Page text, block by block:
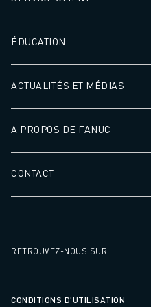
ÉDUCATION
ACTUALITÉS ET MÉDIAS
A PROPOS DE FANUC
CONTACT
RETROUVEZ-NOUS SUR:
CONDITIONS D'UTILISATION